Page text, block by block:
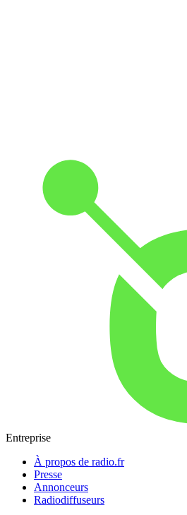
Entreprise
À propos de radio.fr
Presse
Annonceurs
Radiodiffuseurs